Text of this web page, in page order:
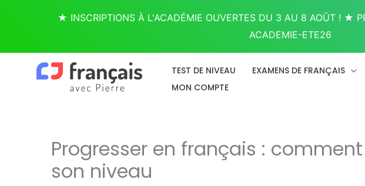
TEST DE NIVEAU EXAMENS DE FRANÇAIS
MON COMPTE
Progresser en français :
son niveau
★ INSCRIPTIONS À L'ACADÉMIE OUVERTES DU 3 AU 8 AOÛT ! ★
ACADEMIE-ETE26